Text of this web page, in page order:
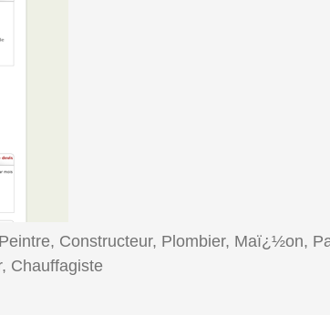
Constructeur, Plombier, Maï¿½on,
Chauffagiste